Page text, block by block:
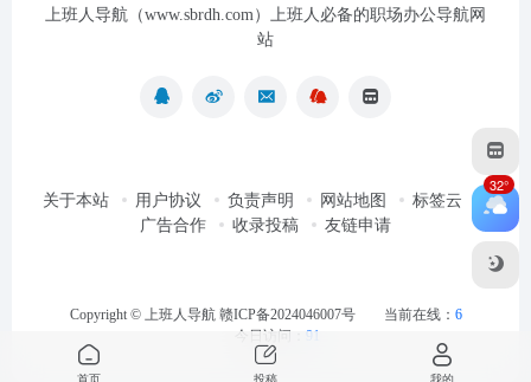
上班人导航（www.sbrdh.com）上班人必备的职场办公导航网
站
关于本站 用户协议 负责声明 网站地图
标签云
广告合作
收录投稿 友链申请
Copyright © 上班人导航 赣ICP备2024046007号 当前在线： 6
今日访问： 91
32°
首页 投稿 我的